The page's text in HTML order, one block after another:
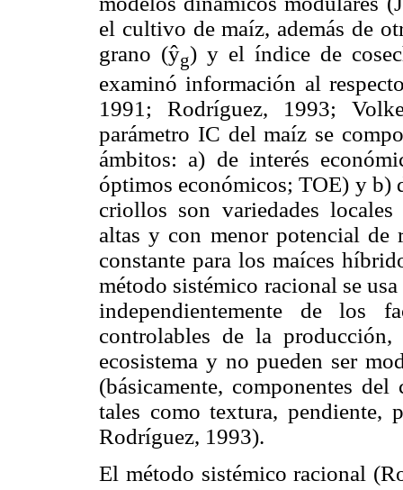
el cultivo de maíz, además de
grano (ŷg) y el índice de
examinó información al
1991; Rodríguez, 1993;
parámetro IC del maíz se
ámbitos: a) de interés
óptimos económicos; TOE) y
criollos son variedades
altas y con menor potencial de
constante para los maíces
método sistémico racional se
independientemente de los
controlables de la
ecosistema y no pueden ser
(básicamente, componentes
tales como textura, pendiente,
Rodríguez, 1993).
El método sistémico racional